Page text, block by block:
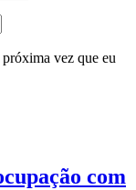
próxima vez que eu
com